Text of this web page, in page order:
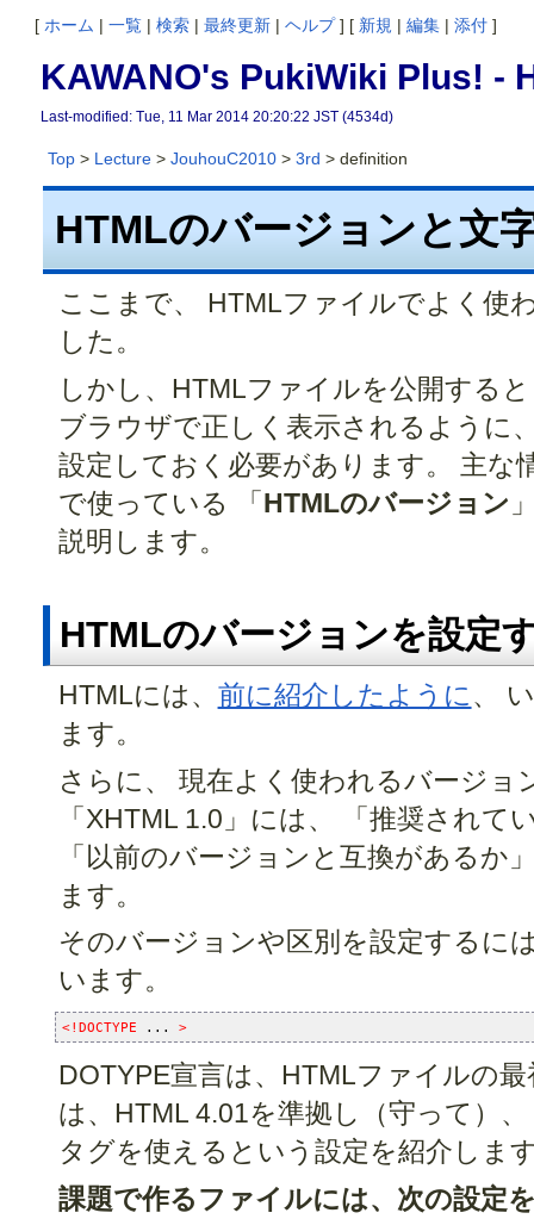
[ ホーム | 一覧 | 検索 | 最終更新 | ヘルプ] [ 新規 | 編集 | 添付 ]
KAWANO's PukiWiki Plus! -
Last-modified: Tue, 11 Mar 2014 20:20:22 JST (4534d)
Top> Lecture> JouhouC2010> 3rd > definition
HTMLのバージョンと文
ここまで、 HTMLファイルでよく使
した。
しかし、HTMLファイルを公開する
ブラウザで正しく表示されるように
設定しておく必要があります。 主な
で使っている 「HTMLのバージョン
説明します。
HTMLのバージョンを設定
HTMLには、 前に紹介したように 、
ます。
さらに、 現在よく使われるバージョ
「XHTML 1.0」には、 「推奨され
「以前のバージョンと互換があるか
ます。
そのバージョンや区別を設定するに
います。
<!DOCTYPE ... >
DOTYPE宣言は、HTMLファイルの
は、HTML 4.01を準拠し（守って）
タグを使えるという設定を紹介しま
課題で作るファイルには、次の設定